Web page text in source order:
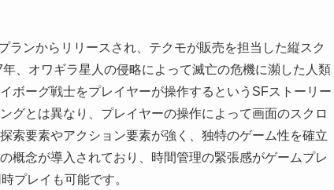
ンからリリースされ、テクモが販売を担当した縦スク
、オワギラ星人の侵略によって滅亡の危機に瀕した人類
ボーグ戦士をプレイヤーが操作するというSFストーリー
グとは異なり、プレイヤーの操作によって画面のスクロ
索要素やアクション要素が強く、独特のゲーム性を確立
概念が導入されており、時間管理の緊張感がゲームプレ
プレイも可能です。